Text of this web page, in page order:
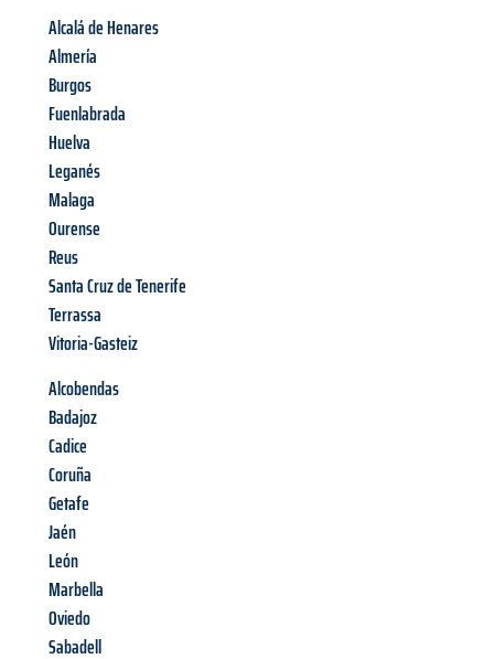
Alcalá de Henares
Almería
Burgos
Fuenlabrada
Huelva
Leganés
Malaga
Ourense
Reus
Santa Cruz de Tenerife
Terrassa
Vitoria-Gasteiz
Alcobendas
Badajoz
Cadice
Coruña
Getafe
Jaén
León
Marbella
Oviedo
Sabadell